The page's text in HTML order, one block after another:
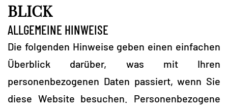
BLICK
ALLGEMEINE HINWEISE
Die folgenden Hinweise geben einen einfachen
Überblick darüber, was mit Ihren
personenbezogenen Daten passiert, wenn Sie
diese Website besuchen. Personenbezogene